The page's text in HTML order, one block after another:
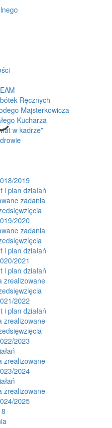
Ręcznych
Majsterkowicza
Kucharza
w kadrze”
2019
i plan działań
zadania
2020
zadania
i plan działań
2021
i plan działań
zrealizowane
2022
i plan działań
zrealizowane
2023
zrealizowane
2024
zrealizowane
2025